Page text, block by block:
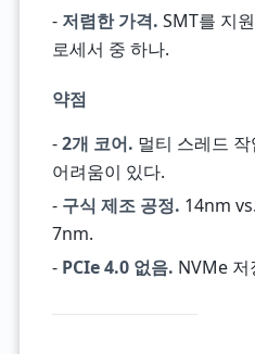
- 저렴한 가격. SMT를 지
로세서 중 하나.
약점
-2개 코어. 멀티 스레드
어려움이 있다.
- 구식 제조 공정. 14nm
7nm.
- PCIe 4.0 없음. NVMe 저